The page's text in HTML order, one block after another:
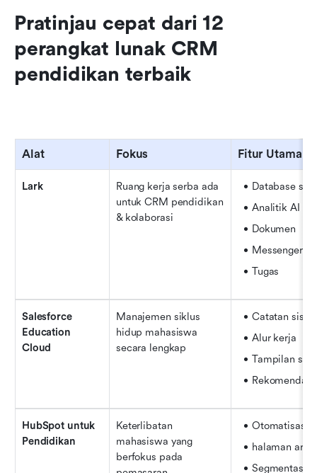
Pratinjau cepat dari 12
perangkat lunak CRM
pendidikan terbaik
Alat Fokus Fitur Utama
Lark
Ruang kerja serba ada
untuk CRM pendidikan
& kolaborasi
Database
Analitik AI
Dokumen
Messenger
Tugas
Salesforce
Education
Cloud
Manajemen siklus
hidup mahasiswa
secara lengkap
Catatan
Alur kerja
Tampilan
Rekomendasi
HubSpot untuk
Pendidikan
Keterlibatan
mahasiswa yang
berfokus pada
Otomatisasi
halaman
Segmentasi